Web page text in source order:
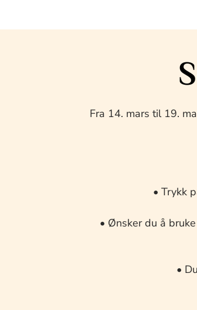
Fra 14. mars til 19.
• Trykk
• Ønsker du å
•